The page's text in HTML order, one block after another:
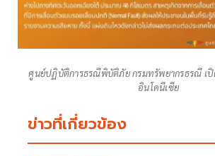
ศูนย์ปฏิบัติการธรณีพิบัติภัย กรมทรัพยากรธรณี เ
อินโดนีเซีย
ข่าวที่เกี่ยวข้อง